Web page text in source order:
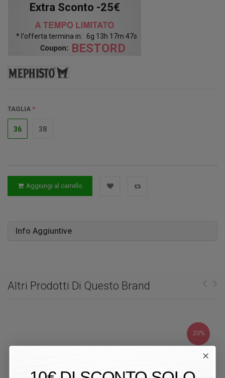
Extra Sconto -25€
* l'offerta termina in: 6g 13h 17m 46s
BESTORD
TAGLIA
36 38
Aggiungi al carrello
Info Aggiuntive
Altri Prodotti Di Questo Brand
20%